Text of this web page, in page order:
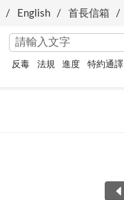
English 首長信箱
反毒 法規 進度 特約通譯